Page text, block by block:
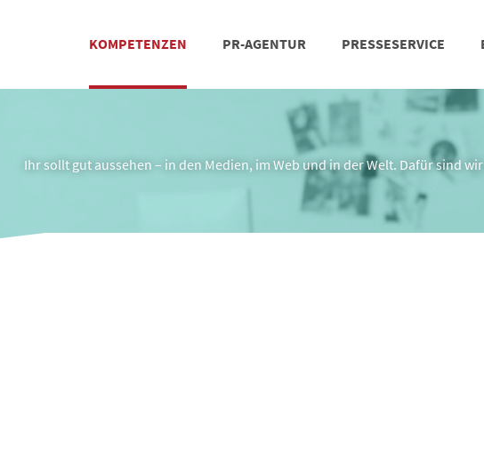
KOMPETENZEN
POSITIONIERUNG
PR-AGENTUR
REFERENZEN STANDORT &
PRESSESERVICE
Ihr sollt gut aussehen – in den Medien, im Web und in der Welt. Dafür sind